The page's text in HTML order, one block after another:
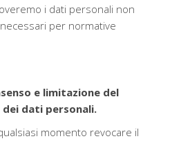
i dati personali non
per normative
e limitazione del
dati personali.
momento revocare il